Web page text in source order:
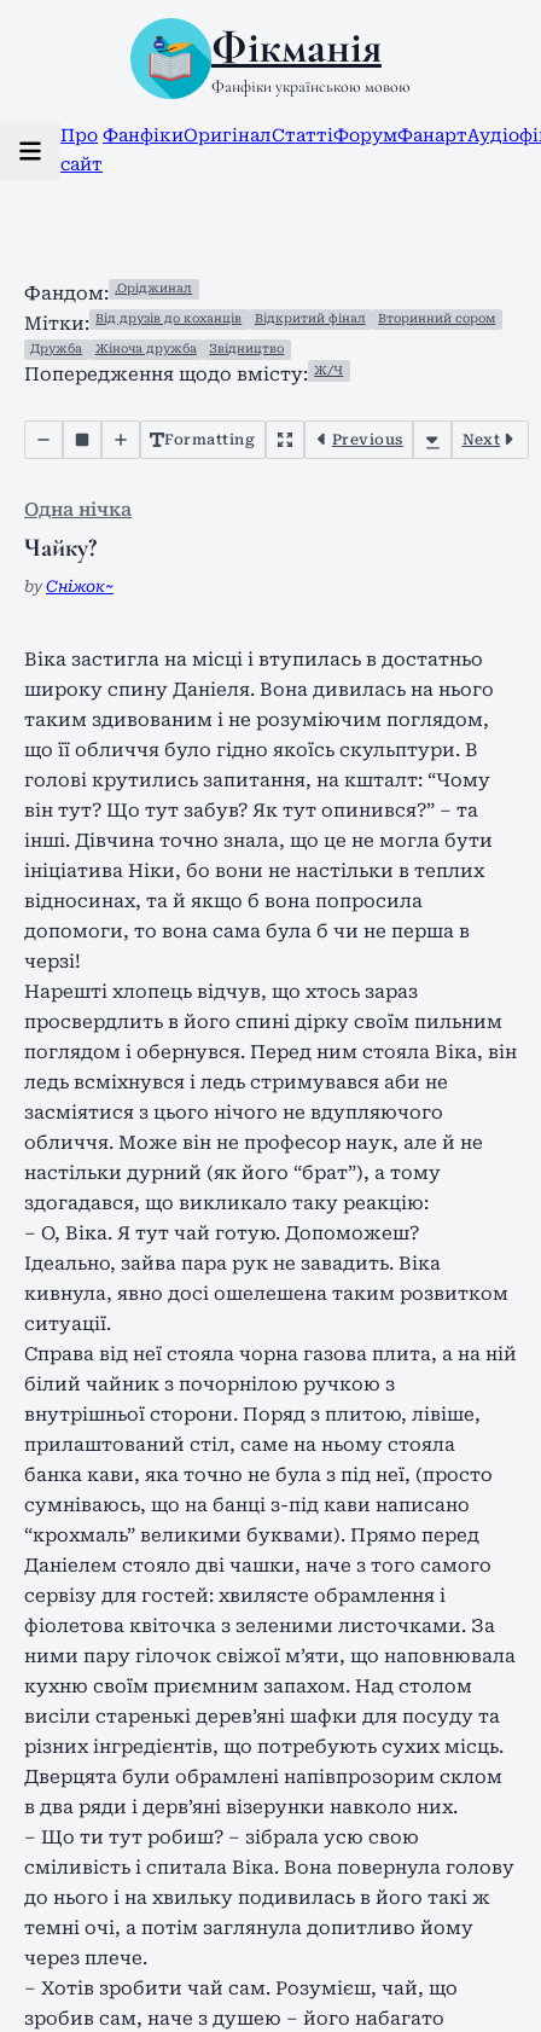
Фікманія
Фанфіки українською мовою
Про
сайт
ФанфікиОригіналСтаттіФорумФанарт
Фандом: .Оріджинал
Мітки: Від друзів до коханців Відкритий фінал Вторинний сором
Дружба Жіноча дружба Звідництво
Попередження щодо вмісту: Ж/Ч
Formatting Previous Next
Одна нічка
Чайку?
by Сніжок~
Віка застигла на місці і втупилась в достатньо
широку спину Даніеля. Вона дивилась на нього
таким здивованим і не розуміючим поглядом,
що її обличчя було гідно якоїсь скульптури. В
голові крутились запитання, на кшталт: “Чому
він тут? Що тут забув? Як тут опинився?” – та
інші. Дівчина точно знала, що це не могла бути
ініціатива Ніки, бо вони не настільки в теплих
відносинах, та й якщо б вона попросила
допомоги, то вона сама була б чи не перша в
черзі!
Нарешті хлопець відчув, що хтось зараз
просвердлить в його спині дірку своїм пильним
поглядом і обернувся. Перед ним стояла Віка, він
ледь всміхнувся і ледь стримувався аби не
засміятися з цього нічого не вдупляючого
обличчя. Може він не професор наук, але й не
настільки дурний (як його “брат”), а тому
здогадався, що викликало таку реакцію:
– О, Віка. Я тут чай готую. Допоможеш?
Ідеально, зайва пара рук не завадить. Віка
кивнула, явно досі ошелешена таким розвитком
ситуації.
Справа від неї стояла чорна газова плита, а на ній
білий чайник з почорнілою ручкою з
внутрішньої сторони. Поряд з плитою, лівіше,
прилаштований стіл, саме на ньому стояла
банка кави, яка точно не була з під неї, (просто
сумніваюсь, що на банці з-під кави написано
“крохмаль” великими буквами). Прямо перед
Даніелем стояло дві чашки, наче з того самого
сервізу для гостей: хвилясте обрамлення і
фіолетова квіточка з зеленими листочками. За
ними пару гілочок свіжої м’яти, що наповнювала
кухню своїм приємним запахом. Над столом
висіли старенькі дерев’яні шафки для посуду та
різних інгредієнтів, що потребують сухих місць.
Дверцята були обрамлені напівпрозорим склом
в два ряди і дерв’яні візерунки навколо них.
– Що ти тут робиш? – зібрала усю свою
сміливість і спитала Віка. Вона повернула голову
до нього і на хвильку подивилась в його такі ж
темні очі, а потім заглянула допитливо йому
через плече.
– Хотів зробити чай сам. Розумієш, чай, що
зробив сам, наче з душею – його набагато